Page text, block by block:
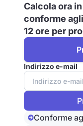
Calcola ora
conforme
12 ore per
Indirizzo e-mail
Conforme